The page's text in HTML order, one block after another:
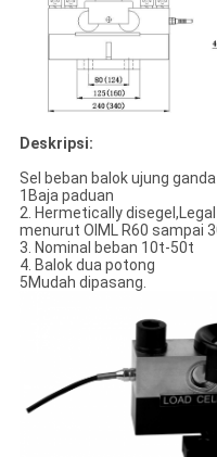
Deskripsi:
Sel beban balok ujung ganda
1Baja paduan
2. Hermetically
menurut OIML R60 sampai
3. Nominal beban 10t-50t
4. Balok dua potong
5Mudah dipasang.